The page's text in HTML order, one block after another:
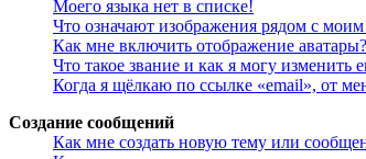
Моего языка нет в списке!
Что означают изображения рядом с
Как мне включить отображение аватары?
Что такое звание и как я могу изменить
Когда я щёлкаю по ссылке «email», от
Создание сообщений
Как мне создать новую тему или